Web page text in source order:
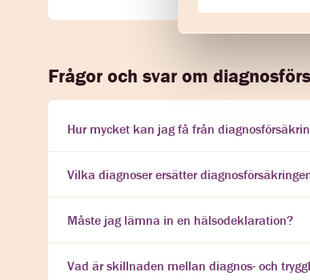
Frågor och svar om
Hur mycket kan jag få från
Vilka diagnoser ersätter
Måste jag lämna in en hälsodeklaration?
Vad är skillnaden mellan diagnos- och